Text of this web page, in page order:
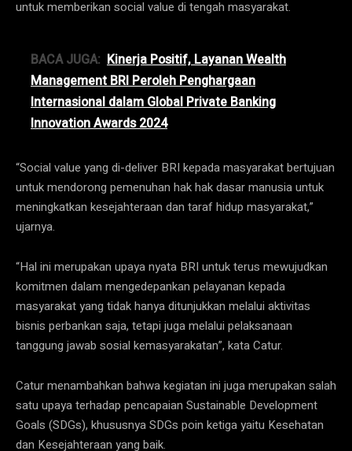
untuk memberikan social value di tengah masyarakat.
BACA JUGA: Kinerja Positif, Layanan Wealth
Management BRI Peroleh Penghargaan
Internasional dalam Global Private Banking
Innovation Awards 2024
“Social value yang di-deliver BRI kepada masyarakat bertujuan
untuk mendorong pemenuhan hak hak dasar manusia untuk
meningkatkan kesejahteraan dan taraf hidup masyarakat,”
ujarnya.
“Hal ini merupakan upaya nyata BRI untuk terus mewujudkan
komitmen dalam mengedepankan pelayanan kepada
masyarakat yang tidak hanya ditunjukkan melalui aktivitas
bisnis perbankan saja, tetapi juga melalui pelaksanaan
tanggung jawab sosial kemasyarakatan”, kata Catur.
Catur menambahkan bahwa kegiatan ini juga merupakan salah
satu upaya terhadap pencapaian Sustainable Development
Goals (SDGs), khususnya SDGs poin ketiga yaitu Kesehatan
dan Kesejahteraan yang baik.